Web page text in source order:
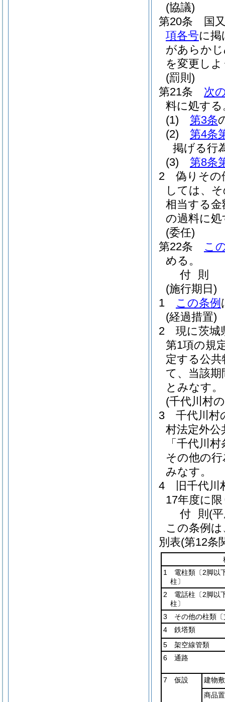
(協議)
第20条
国
項各号に
があらか
を変更し
(罰則)
第21条
次
料に処する
(1)
第3条
(2)
第4条
掲げる行
(3)
第8条
2
偽りその
しては、
相当する
の過料に
(委任)
第22条
こ
める。
付 則
(施行期日)
1
この条例
(経過措置)
2
現に茨城
第1項の規
定する公
て、当該期
とみなす。
(千代川村
3
千代川村
村法定外公
「千代川
その他の
みなす。
4
旧千代
17年度に
付 則 (
この条例
別表(第12条
1 電柱類〔2脚以
柱〕
2 電話柱〔2脚以
柱〕
3 その他の柱類〔
4 鉄塔類
5 架空線管類
6 通路
7 仮設
建物
商品